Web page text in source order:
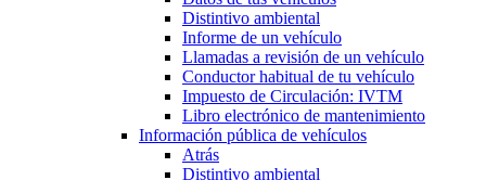
Distintivo ambiental
Informe de un vehículo
Llamadas a revisión de un vehículo
Conductor habitual de tu vehículo
Impuesto de Circulación: IVTM
Libro electrónico de mantenimiento
Información pública de vehículos
Atrás
Distintivo ambiental